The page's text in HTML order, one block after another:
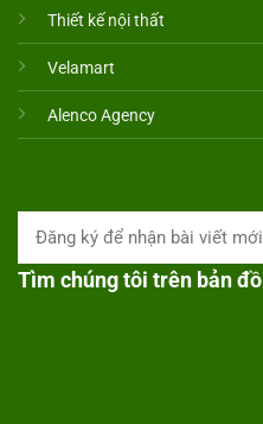
Thiết kế nội thất
Velamart
Alenco Agency
Tìm chúng tôi trên bản đồ